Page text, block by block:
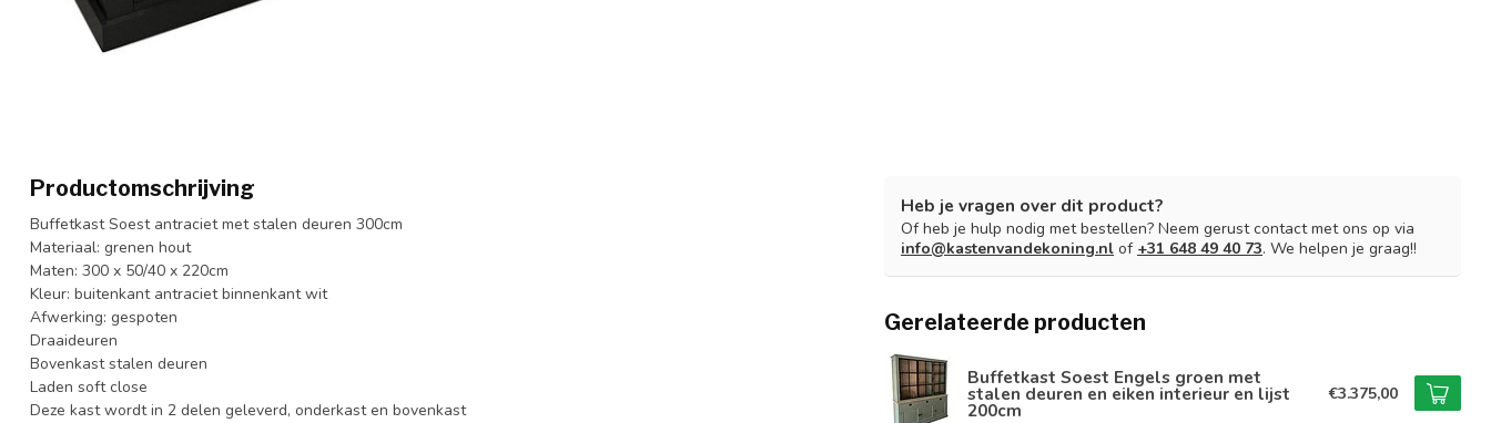
Productomschrijving
Buffetkast Soest antraciet met stalen deuren 300cm
Materiaal: grenen hout
Maten: 300 x 50/40 x 220cm
Kleur: buitenkant antraciet binnenkant wit
Afwerking: gespoten
Draaideuren
Bovenkast stalen deuren
Laden soft close
Deze kast wordt in 2 delen geleverd, onderkast en bovenkast
Heb je vragen over dit product?
Of heb je hulp nodig met bestellen? Neem gerust contact met ons op via
info@kastenvandekoning.nl of +31 648 49 40 73. We helpen je graag!!
Gerelateerde producten
Buffetkast Soest Engels groen met
stalen deuren en eiken interieur en lijst
200cm
€3.375,00